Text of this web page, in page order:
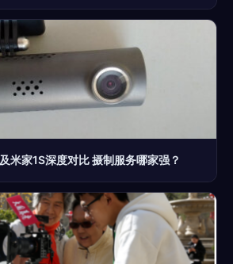
米家1S深度对比 摄制服务哪家强？